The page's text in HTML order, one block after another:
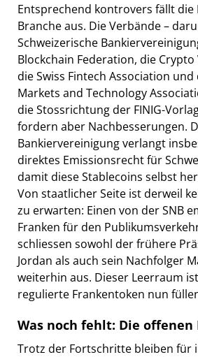
Entsprechend kontrovers fällt die
Branche aus. Die Verbände –
Schweizerische
Blockchain Federation, die Crypto
die Swiss Fintech Association und
Markets and Technology
die Stossrichtung der FINIG-
fordern aber Nachbesserungen.
Bankiervereinigung verlangt
direktes Emissionsrecht für
damit diese Stablecoins selbst
Von staatlicher Seite ist derweil
zu erwarten: Einen von der SNB
Franken für den
schliessen sowohl der frühere
Jordan als auch sein Nachfolger
weiterhin aus. Dieser Leerraum
regulierte Frankentoken nun
Was noch fehlt: Die offenen
Trotz der Fortschritte bleiben für